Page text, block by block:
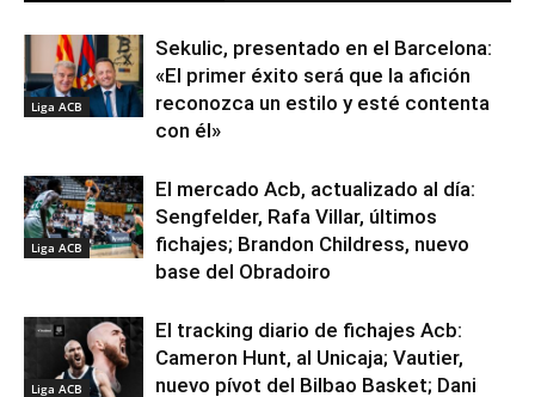
Liga ACB
Sekulic, presentado en el Barcelona:
«El primer éxito será que la afición
reconozca un estilo y esté contenta
con él»
Liga ACB
El mercado Acb, actualizado al día:
Sengfelder, Rafa Villar, últimos
fichajes; Brandon Childress, nuevo
base del Obradoiro
Liga ACB
El tracking diario de fichajes Acb:
Cameron Hunt, al Unicaja; Vautier,
nuevo pívot del Bilbao Basket; Dani